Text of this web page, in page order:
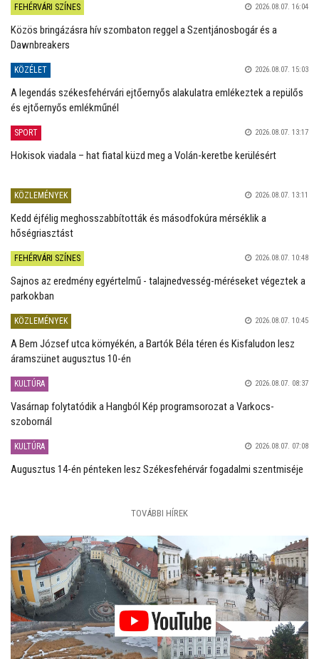
FEHÉRVÁRI SZÍNES 2026.08.07. 16:04
Közös bringázásra hív szombaton reggel a Szentjánosbogár és a
Dawnbreakers
KÖZÉLET 2026.08.07. 15:03
A legendás székesfehérvári ejtőernyős alakulatra emlékeztek a repülős
és ejtőernyős emlékműnél
SPORT 2026.08.07. 13:17
Hokisok viadala – hat fiatal küzd meg a Volán-keretbe kerülésért
KÖZLEMÉNYEK 2026.08.07. 13:11
Kedd éjfélig meghosszabbították és másodfokúra mérséklik a
hőségriasztást
FEHÉRVÁRI SZÍNES 2026.08.07. 10:48
Sajnos az eredmény egyértelmű - talajnedvesség-méréseket végeztek a
parkokban
KÖZLEMÉNYEK 2026.08.07. 10:45
A Bem József utca környékén, a Bartók Béla téren és Kisfaludon lesz
áramszünet augusztus 10-én
KULTÚRA 2026.08.07. 08:37
Vasárnap folytatódik a Hangból Kép programsorozat a Varkocs-
szobornál
KULTÚRA 2026.08.07. 07:08
Augusztus 14-én pénteken lesz Székesfehérvár fogadalmi szentmiséje
TOVÁBBI HÍREK